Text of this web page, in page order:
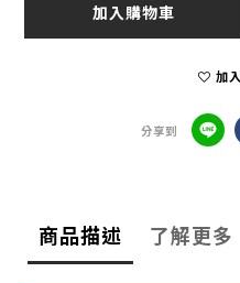
加入購物車
加
分享到
商品描述 了解更多